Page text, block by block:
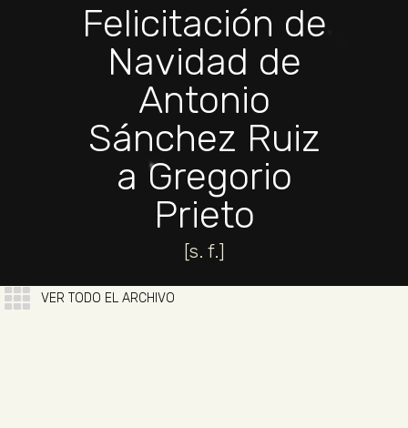
Felicitación de
Navidad de
Antonio
Sánchez Ruiz
a Gregorio
Prieto
[s. f.]
VER TODO EL ARCHIVO